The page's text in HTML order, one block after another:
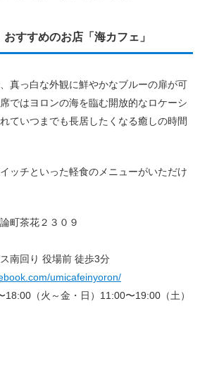
すすめのお店「海カフェ」
真っ白な外観に鮮やかなブルーの扉が可
ではヨロンの海を臨む開放的なロケーシ
ていつまでも長居したくなる癒しの時間
ッチといった軽食のメニューがいただけ
町茶花２３０９
南回り 役場前 徒歩3分
umicafeinyoron/
（火～金・日）11:00〜19:00（土）